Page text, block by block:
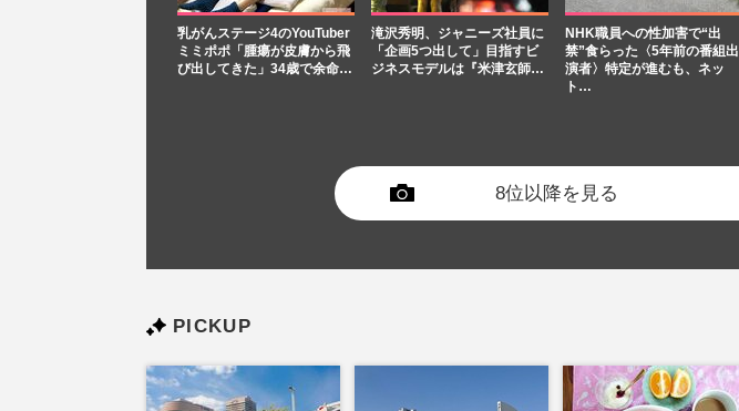
乳がんステージ4のYouTuber
ミミポポ「腫瘍が皮膚から飛
び出してきた」34歳で余命…
滝沢秀明、ジャニーズ社員に
「企画5つ出して」目指すビ
ジネスモデルは『米津玄師…
NHK職員への性加害で“出
禁”食らった〈5年前の番組出
演者〉特定が進むも、ネッ
ト…
8位以降を見る
PICKUP